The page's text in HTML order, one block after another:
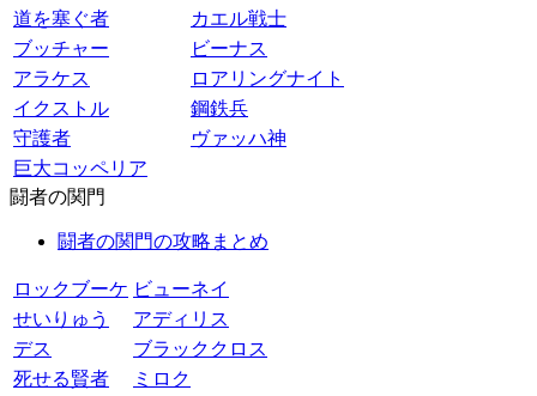
道を塞ぐ者
カエル戦士
ブッチャー
ビーナス
アラケス
ロアリングナイト
イクストル
鋼鉄兵
守護者
ヴァッハ神
巨大コッペリア
闘者の関門
闘者の関門の攻略まとめ
ロックブーケ ビューネイ
せいりゅう
アディリス
デス
ブラッククロス
死せる賢者
ミロク